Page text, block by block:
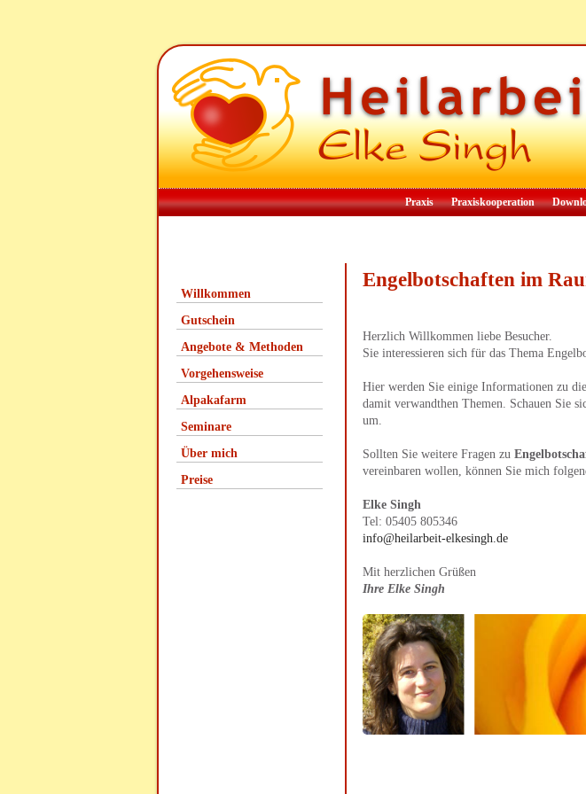
Praxis Praxiskooperation
Willkommen
Gutschein
Angebote & Methoden
Vorgehensweise
Alpakafarm
Seminare
Über mich
Preise
Engelbotschaften im
Herzlich Willkommen liebe Besucher.
Sie interessieren sich für das Thema
Hier werden Sie einige Informationen zu
damit verwandthen Themen. Schauen Sie
um.
Sollten Sie weitere Fragen zu
vereinbaren wollen, können Sie mich
Elke Singh
Tel: 05405 805346
info@heilarbeit-elkesingh.de
Mit herzlichen Grüßen
Ihre Elke Singh